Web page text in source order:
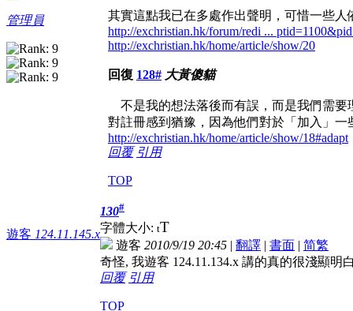
管理員
其實這點我已在多處作出聲明，可惜一些
http://exchristian.hk/forum/redi ...
http://exchristian.hk/home/article/show/20
回復 128# 大黃傻貓
不是我的想法落後而有誤，而是我們需要
對註冊感到猶豫，因為他們對於「加入」一
http://exchristian.hk/home/article/show/18#adapt
回覆 引用
TOP
遊客 124.11.145.x
130#
字體大小: tT
遊客 2010/9/19 20:45 | 翻譯 | 書面 | 简繁
奇怪, 我遊客 124.11.134.x 講的真的很淺顯明
回覆 引用
TOP